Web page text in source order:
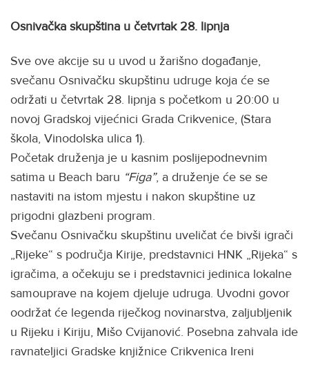
Osnivačka skupština u četvrtak 28. lipnja
Sve ove akcije su u uvod u žarišno događanje,
svečanu Osnivačku skupštinu udruge koja će se
održati u četvrtak 28. lipnja s početkom u 20:00 u
novoj Gradskoj vijećnici Grada Crikvenice, (Stara
škola, Vinodolska ulica 1).
Početak druženja je u kasnim poslijepodnevnim
satima u Beach baru “Figa”, a druženje će se se
nastaviti na istom mjestu i nakon skupštine uz
prigodni glazbeni program.
Svečanu Osnivačku skupštinu uveličat će bivši igrači
„Rijeke“ s područja Kirije, predstavnici HNK „Rijeka“ s
igračima, a očekuju se i predstavnici jedinica lokalne
samouprave na kojem djeluje udruga. Uvodni govor
oodržat će legenda riječkog novinarstva, zaljubljenik
u Rijeku i Kiriju, Mišo Cvijanović. Posebna zahvala ide
ravnateljici Gradske knjižnice Crikvenica Ireni